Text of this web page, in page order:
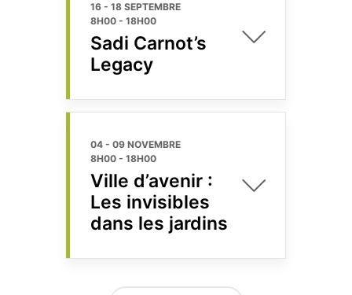
16 - 18 SEPTEMBRE
8H00 - 18H00
Sadi Carnot’s
Legacy
04 - 09 NOVEMBRE
8H00 - 18H00
Ville d’avenir :
Les invisibles
dans les jardins